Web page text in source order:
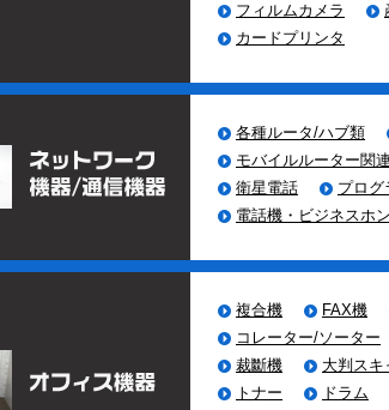
金属探知ゲート導入について
管財物件の買取りについて
産業廃棄物収集運搬業許可の更新手続き
10への入れ替えをされる場合
会社概要に追記を行いました。
フィルムカメラ
カードプリンタ
各種ルータ/ハブ類
モバイルルーター関
衛星電話
プログ
電話機・ビジネスホ
複合機 FAX機
コレーター/ソーター
裁斷機
大判スキ
トナー
ドラム